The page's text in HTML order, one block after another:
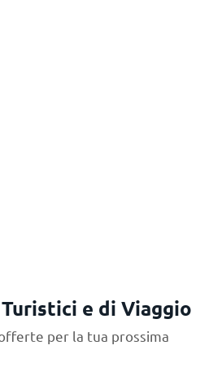
e di Viaggio
per la tua prossima